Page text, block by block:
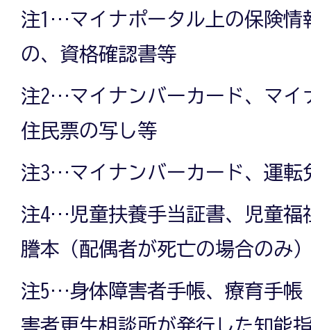
注1…マイナポータル上の保険情
の、資格確認書等
注2…マイナンバーカード、マイ
住民票の写し等
注3…マイナンバーカード、運転
注4…児童扶養手当証書、児童福
謄本（配偶者が死亡の場合のみ
注5…身体障害者手帳、療育手帳
害者更生相談所が発行した知能